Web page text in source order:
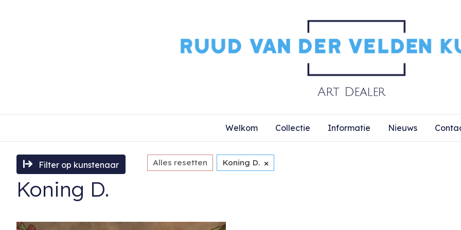
Welkom Collectie Informatie Nieuws
Filter op kunstenaar Alles resetten Koning D. ×
Koning D.